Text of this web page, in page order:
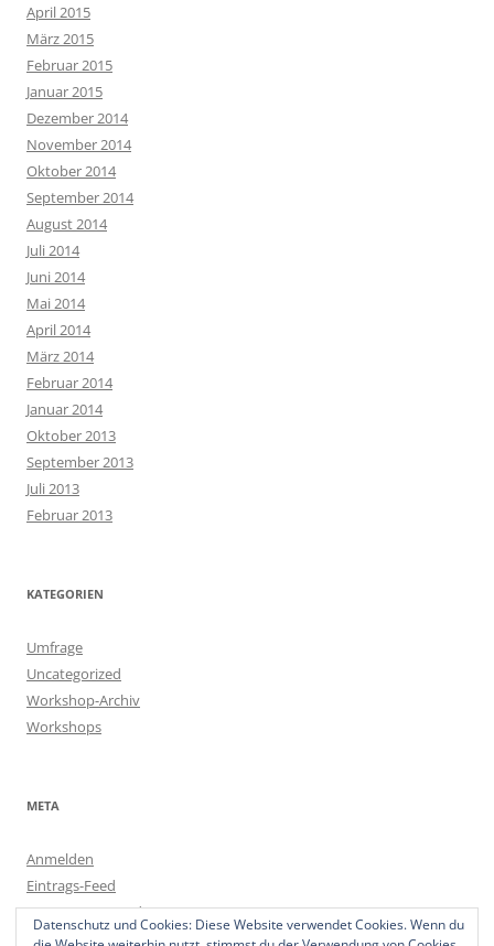
April 2015
März 2015
Februar 2015
Januar 2015
Dezember 2014
November 2014
Oktober 2014
September 2014
August 2014
Juli 2014
Juni 2014
Mai 2014
April 2014
März 2014
Februar 2014
Januar 2014
Oktober 2013
September 2013
Juli 2013
Februar 2013
KATEGORIEN
Umfrage
Uncategorized
Workshop-Archiv
Workshops
META
Anmelden
Eintrags-Feed
Kommentar-Feed
WordPress.org
Datenschutz und Cookies: Diese Website verwendet Cookies. Wenn du